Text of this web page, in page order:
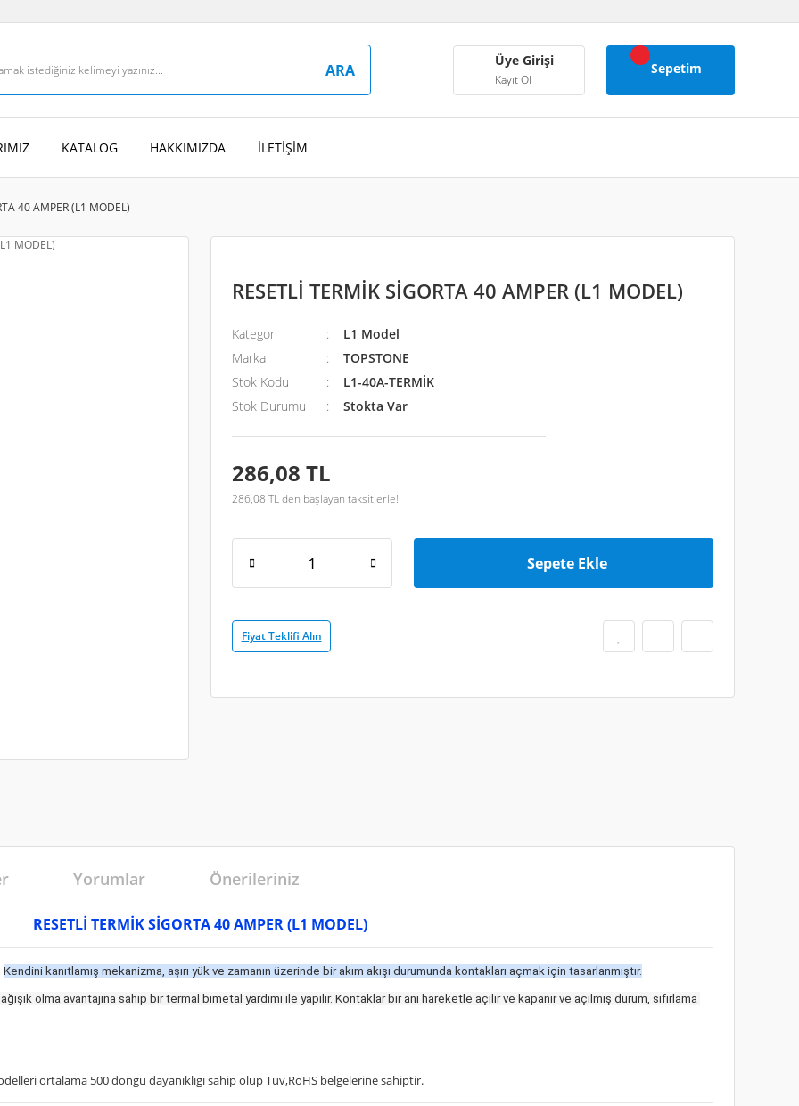
ARA Üye Girişi
Kayıt Ol
Sepetim
KATALOG HAKKIMIZDA İLETİŞİM
40 AMPER (L1 MODEL)
RESETLİ TERMİK SİGORTA 40 AMPER (L1 MODEL)
Kategori
L1 Model
Marka
TOPSTONE
Stok Kodu
L1-40A-TERMİK
Stok Durumu
Stokta Var
286,08 TL
286,08 TL den başlayan taksitlerle!!
Sepete Ekle
Fiyat Teklifi Alın
Yorumlar Önerileriniz
RESETLİ TERMİK SİGORTA 40 AMPER (L1 MODEL)
Kendini kanıtlamış mekanizma, aşırı yük ve zamanın üzerinde bir akım akışı durumunda kontakları açmak için tasarlanmıştır.
olma avantajına sahip bir termal bimetal yardımı ile yapılır. Kontaklar bir ani hareketle açılır ve kapanır ve açılmış durum, sıfırlama
ortalama 500 döngü dayanıklıgı sahip olup Tüv,RoHS belgelerine sahiptir.